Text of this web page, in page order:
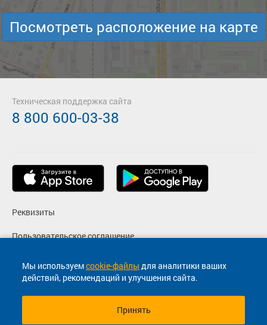
Мы используемcookie-файлы для аналитики ваших
действий, рекомендаций и улучшения сайта.
Принять
Посмотреть расположение на карте
Реквизиты
Пользовательское соглашение
Политика конфиденциальности
Согласие на маркетинговые сообщения
Техническая поддержка сайта
8 800 600-03-38
© 2013-2026, ООО "Капитал"- Онлайн сервис продажи